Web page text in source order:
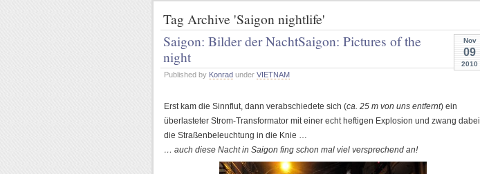
Tag Archive 'Saigon nightlife'
Nov
09
2010
Saigon: Bilder der NachtSaigon: Pictures of the
night
Published by Konrad under VIETNAM
Erst kam die Sinnflut, dann verabschiedete sich (ca. 25 m von uns entfernt) ein
überlasteter Strom-Transformator mit einer echt heftigen Explosion und zwang dabei
die Straßenbeleuchtung in die Knie …
… auch diese Nacht in Saigon fing schon mal viel versprechend an!